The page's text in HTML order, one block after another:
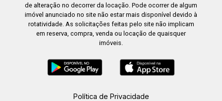
de alteração no decorrer da locação. Pode ocorrer de algum
imóvel anunciado no site não estar mais disponível devido à
rotatividade. As solicitações feitas pelo site não implicam
em reserva, compra, venda ou locação de quaisquer
imóveis.
Política de Privacidade